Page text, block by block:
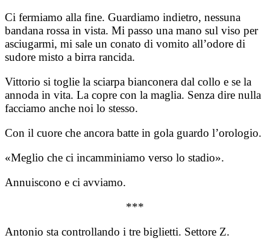
Ci fermiamo alla fine. Guardiamo indietro, nessuna
bandana rossa in vista. Mi passo una mano sul viso per
asciugarmi, mi sale un conato di vomito all’odore di
sudore misto a birra rancida.
Vittorio si toglie la sciarpa bianconera dal collo e se la
annoda in vita. La copre con la maglia. Senza dire nulla
facciamo anche noi lo stesso.
Con il cuore che ancora batte in gola guardo l’orologio.
«Meglio che ci incamminiamo verso lo stadio».
Annuiscono e ci avviamo.
***
Antonio sta controllando i tre biglietti. Settore Z.